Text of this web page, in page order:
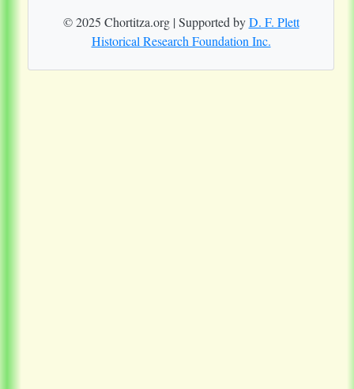
© 2025 Chortitza.org | Supported byD. F. Plett
Historical Research Foundation Inc.